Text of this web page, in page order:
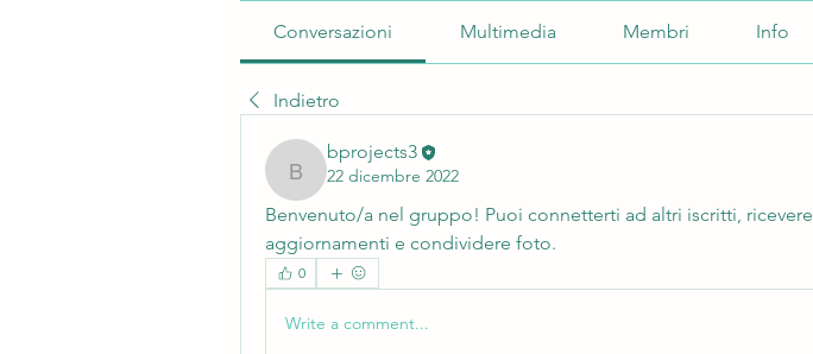
Conversazioni Multimedia Membri Info
Indietro
bprojects3
bprojects3
22 dicembre 2022
Benvenuto/a nel gruppo! Puoi connetterti ad altri iscritti, ricevere
aggiornamenti e condividere foto.
0
Write a comment...